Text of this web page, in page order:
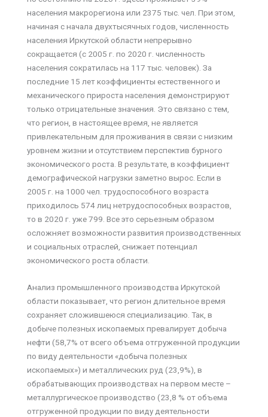
населения макрорегиона или 2375 тыс. чел. При этом,
начиная с начала двухтысячных годов, численность
населения Иркутской области непрерывно
сокращается (с 2005 г. по 2020 г. численность
населения сократилась на 117 тыс. человек). За
последние 15 лет коэффициенты естественного и
механического прироста населения демонстрируют
только отрицательные значения. Это связано с тем,
что регион, в настоящее время, не является
привлекательным для проживания в связи с низким
уровнем жизни и отсутствием перспектив бурного
экономического роста. В результате, в коэффициент
демографической нагрузки заметно вырос. Если в
2005 г. на 1000 чел. трудоспособного возраста
приходилось 574 лиц нетрудоспособных возрастов,
то в 2020 г. уже 799. Все это серьезным образом
осложняет возможности развития производственных
и социальных отраслей, снижает потенциал
экономического роста области.
Анализ промышленного производства Иркутской
области показывает, что регион длительное время
сохраняет сложившеюся специализацию. Так, в
добыче полезных ископаемых превалирует добыча
нефти (58,7% от всего объема отгруженной продукции
по виду деятельности «добыча полезных
ископаемых») и металлических руд (23,9%), в
обрабатывающих производствах на первом месте –
металлургическое производство (23,8 % от объема
отгруженной продукции по виду деятельности